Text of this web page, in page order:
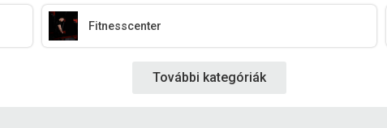
Fitnesscenter
További kategóriák